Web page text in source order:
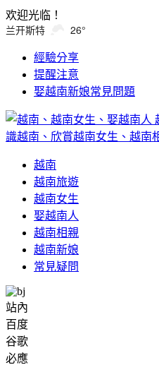
欢迎光临！
兰开斯特 26°
經驗分享
提醒注意
娶越南新娘常見問題
識越南、欣賞越南女生、越南
越南
越南旅遊
越南女生
娶越南人
越南相親
越南新娘
常見疑問
站內
百度
谷歌
必應